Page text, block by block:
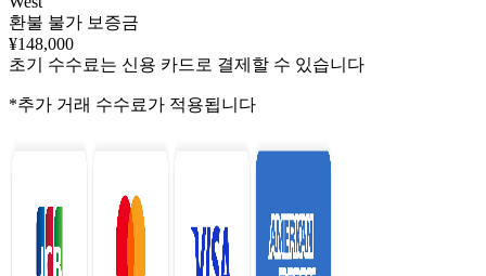
환불 불가 보증금
¥148,000
초기 수수료는 신용 카드로 결제할 수 있습니다
*추가 거래 수수료가 적용됩니다